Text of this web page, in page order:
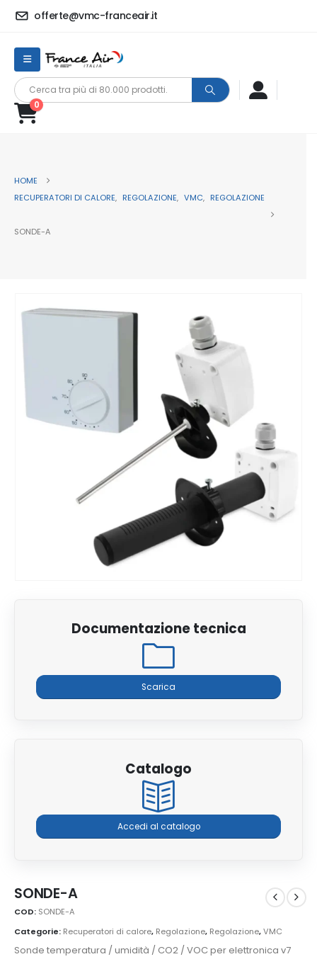
offerte@vmc-franceair.it
0
HOME
RECUPERATORI DI CALORE, REGOLAZIONE, VMC, REGOLAZIONE
SONDE-A
Documentazione tecnica
Scarica
Catalogo
Accedi al catalogo
SONDE-A
COD: SONDE-A
Categorie: Recuperatori di calore, Regolazione, Regolazione,VMC
Sonde temperatura / umidità / CO2 / VOC per elettronica v7